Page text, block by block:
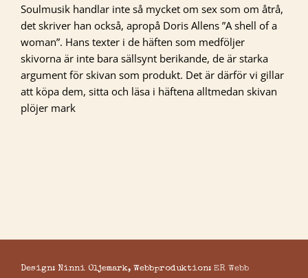
Soulmusik handlar inte så mycket om sex som om åtrå,
det skriver han också, apropå Doris Allens ”A shell of a
woman”. Hans texter i de häften som medföljer
skivorna är inte bara sällsynt berikande, de är starka
argument för skivan som produkt. Det är därför vi gillar
att köpa dem, sitta och läsa i häftena alltmedan skivan
plöjer mark
Design: Ninni Oljemark, Webbproduktion: ER Webb